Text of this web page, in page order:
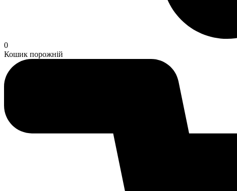
0
Кошик порожній